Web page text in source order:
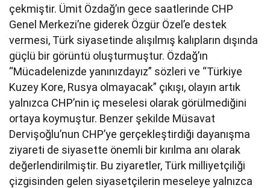
çekmiştir. Ümit Özdağ’ın gece saatlerinde CHP
Genel Merkezi’ne giderek Özgür Özel’e destek
vermesi, Türk siyasetinde alışılmış kalıpların dışında
güçlü bir görüntü oluşturmuştur. Özdağ’ın
“Mücadelenizde yanınızdayız” sözleri ve “Türkiye
Kuzey Kore, Rusya olmayacak” çıkışı, olayın artık
yalnızca CHP’nin iç meselesi olarak görülmediğini
ortaya koymuştur. Benzer şekilde Müsavat
Dervişoğlu’nun CHP’ye gerçekleştirdiği dayanışma
ziyareti de siyasette önemli bir kırılma anı olarak
değerlendirilmiştir. Bu ziyaretler, Türk milliyetçiliği
çizgisinden gelen siyasetçilerin meseleye yalnızca